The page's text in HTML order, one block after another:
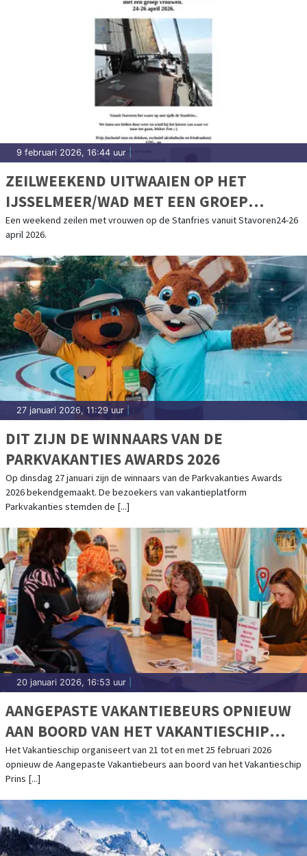
9 februari 2026, 16:44 uur
ZEILWEEKEND UITWAAIEN OP HET
IJSSELMEER/WAD MET EEN GROEP
VROUWEN
Een weekend zeilen met vrouwen op de Stanfries vanuit Stavoren24-26
april 2026.
27 januari 2026, 11:29 uur
DIT ZIJN DE WINNAARS VAN DE
PARKVAKANTIES AWARDS 2026
Op dinsdag 27 januari zijn de winnaars van de Parkvakanties Awards
2026 bekendgemaakt. De bezoekers van vakantieplatform
Parkvakanties stemden de [...]
20 januari 2026, 16:53 uur
AANGEPASTE VAKANTIEBEURS OPNIEUW
AAN BOORD VAN HET VAKANTIESCHIP
PRINS WILLEM-ALEXANDER
Het Vakantieschip organiseert van 21 tot en met 25 februari 2026
opnieuw de Aangepaste Vakantiebeurs aan boord van het Vakantieschip
Prins [...]